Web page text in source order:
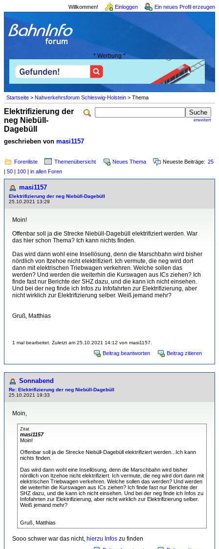
Willkommen! Einloggen Ein neues Profil erzeugen
* Werbung *
Startseite > Nahverkehrsforum Schleswig-Holstein > Thema
erweitert
Elektrifizierung der
neg Niebüll-
Dagebüll
geschrieben von masi1157
Forenliste Themenübersicht Neues Thema Neueste Beiträge: 25
| 50 | 100 | in allen Foren
masi1157
Elektrifizierung der neg Niebüll-Dagebüll
25.10.2021 13:29
Moin!
Offenbar soll ja die Strecke Niebüll-Dagebüll elektrifiziert werden. War
das hier schon Thema? Ich kann nichts finden.
Das wird dann wohl eine Insellösung, denn die Marschbahn wird bisher
nördlich von Itzehoe nicht elektrifiziert. Ich vermute, die neg wird dort
dann mit elektrischen Triebwagen verkehren. Welche sollen das
werden? Und werden die weiterhin die Kurswagen aus ICs ziehen? Ich
finde fast nur Berichte der SHZ dazu, und die kann ich nicht einsehen.
Und bei der neg finde ich Infos zu Infofahrten zur Elektrifizierung, aber
nicht wirklich zur Elektrifizierung selber. Weiß jemand mehr?
Gruß, Matthias
1 mal bearbeitet. Zuletzt am 25.10.2021 14:12 von masi1157.
Beitrag beantworten Beitrag zitieren
Sonnabend
Re: Elektrifizierung der neg Niebüll-Dagebüll
25.10.2021 19:33
Moin,
Zitat
masi1157
Moin!
Offenbar soll ja die Strecke Niebüll-Dagebüll elektrifiziert werden...Ich kann
nichts finden.
Das wird dann wohl eine Insellösung, denn die Marschbahn wird bisher
nördlich von Itzehoe nicht elektrifiziert. Ich vermute, die neg wird dort dann mit
elektrischen Triebwagen verkehren. Welche sollen das werden? Und werden
die weiterhin die Kurswagen aus ICs ziehen? Ich finde fast nur Berichte der
SHZ dazu, und die kann ich nicht einsehen. Und bei der neg finde ich Infos zu
Infofahrten zur Elektrifizierung, aber nicht wirklich zur Elektrifizierung selber.
Weiß jemand mehr?
Gruß, Matthias
Sooo schwer war das nicht, hierzu Infos zu finden